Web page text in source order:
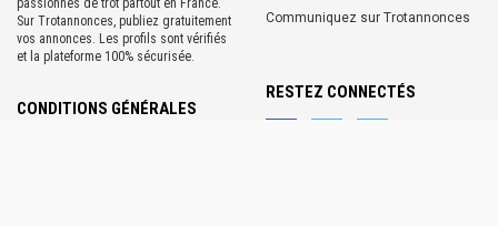
passionnés de trot partout en France.
Sur Trotannonces, publiez gratuitement
vos annonces. Les profils sont vérifiés
et la plateforme 100% sécurisée.
Communiquez sur Trotannonces
CONDITIONS GÉNÉRALES
RESTEZ CONNECTÉS